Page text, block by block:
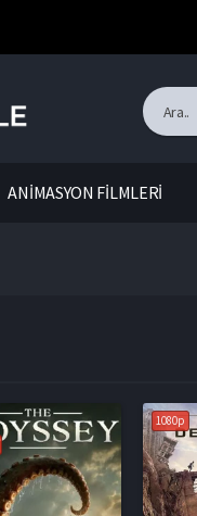
ANİMASYON FİLMLERİ
1080p